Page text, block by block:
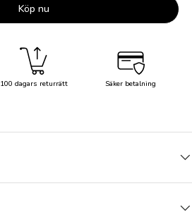
Köp nu
100 dagars returrätt Säker betalning